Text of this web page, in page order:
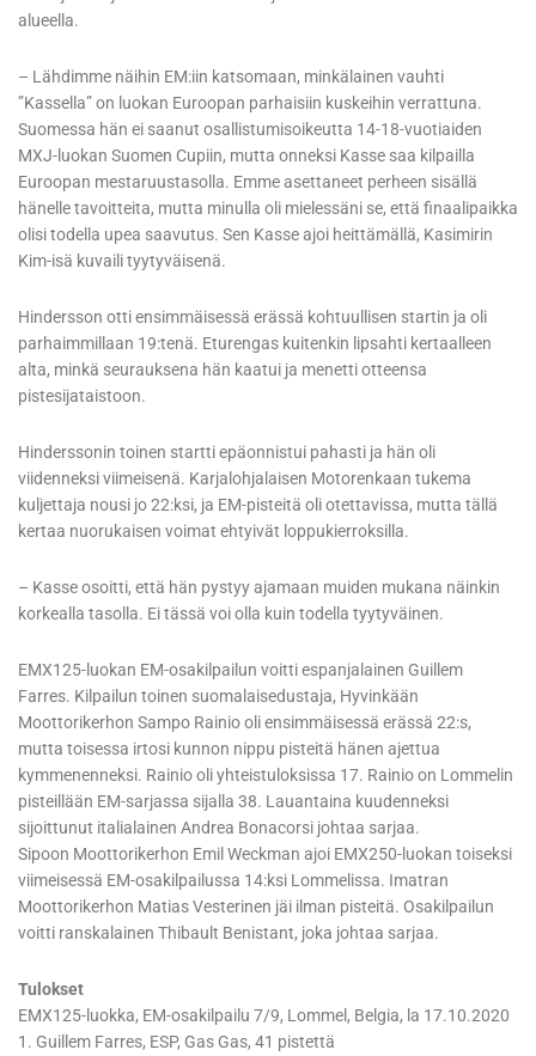
alueella.
– Lähdimme näihin EM:iin katsomaan, minkälainen vauhti
”Kassella” on luokan Euroopan parhaisiin kuskeihin verrattuna.
Suomessa hän ei saanut osallistumisoikeutta 14-18-vuotiaiden
MXJ-luokan Suomen Cupiin, mutta onneksi Kasse saa kilpailla
Euroopan mestaruustasolla. Emme asettaneet perheen sisällä
hänelle tavoitteita, mutta minulla oli mielessäni se, että finaalipaikka
olisi todella upea saavutus. Sen Kasse ajoi heittämällä, Kasimirin
Kim-isä kuvaili tyytyväisenä.
Hindersson otti ensimmäisessä erässä kohtuullisen startin ja oli
parhaimmillaan 19:tenä. Eturengas kuitenkin lipsahti kertaalleen
alta, minkä seurauksena hän kaatui ja menetti otteensa
pistesijataistoon.
Hinderssonin toinen startti epäonnistui pahasti ja hän oli
viidenneksi viimeisenä. Karjalohjalaisen Motorenkaan tukema
kuljettaja nousi jo 22:ksi, ja EM-pisteitä oli otettavissa, mutta tällä
kertaa nuorukaisen voimat ehtyivät loppukierroksilla.
– Kasse osoitti, että hän pystyy ajamaan muiden mukana näinkin
korkealla tasolla. Ei tässä voi olla kuin todella tyytyväinen.
EMX125-luokan EM-osakilpailun voitti espanjalainen Guillem
Farres. Kilpailun toinen suomalaisedustaja, Hyvinkään
Moottorikerhon Sampo Rainio oli ensimmäisessä erässä 22:s,
mutta toisessa irtosi kunnon nippu pisteitä hänen ajettua
kymmenenneksi. Rainio oli yhteistuloksissa 17. Rainio on Lommelin
pisteillään EM-sarjassa sijalla 38. Lauantaina kuudenneksi
sijoittunut italialainen Andrea Bonacorsi johtaa sarjaa.
Sipoon Moottorikerhon Emil Weckman ajoi EMX250-luokan toiseksi
viimeisessä EM-osakilpailussa 14:ksi Lommelissa. Imatran
Moottorikerhon Matias Vesterinen jäi ilman pisteitä. Osakilpailun
voitti ranskalainen Thibault Benistant, joka johtaa sarjaa.
Tulokset
EMX125-luokka, EM-osakilpailu 7/9, Lommel, Belgia, la 17.10.2020
1. Guillem Farres, ESP, Gas Gas, 41 pistettä